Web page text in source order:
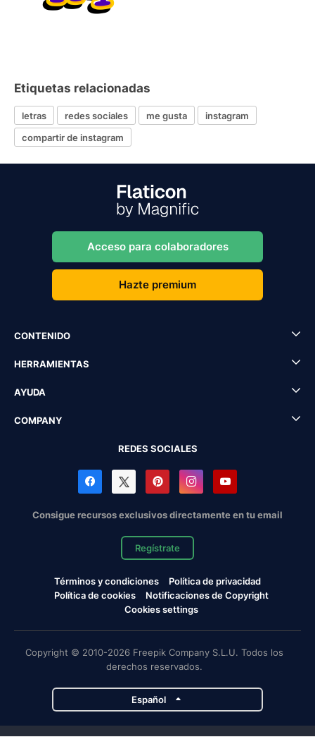
Etiquetas relacionadas
letras redes sociales me gusta
instagram
compartir de instagram
Acceso para colaboradores
Hazte premium
CONTENIDO
HERRAMIENTAS
AYUDA
COMPANY
REDES SOCIALES
Consigue recursos exclusivos directamente en tu email
Regístrate
Términos y condiciones
Política de privacidad
Política de cookies
Notificaciones de Copyright
Cookies settings
Copyright © 2010-2026 Freepik Company S.L.U. Todos los
derechos reservados.
Español